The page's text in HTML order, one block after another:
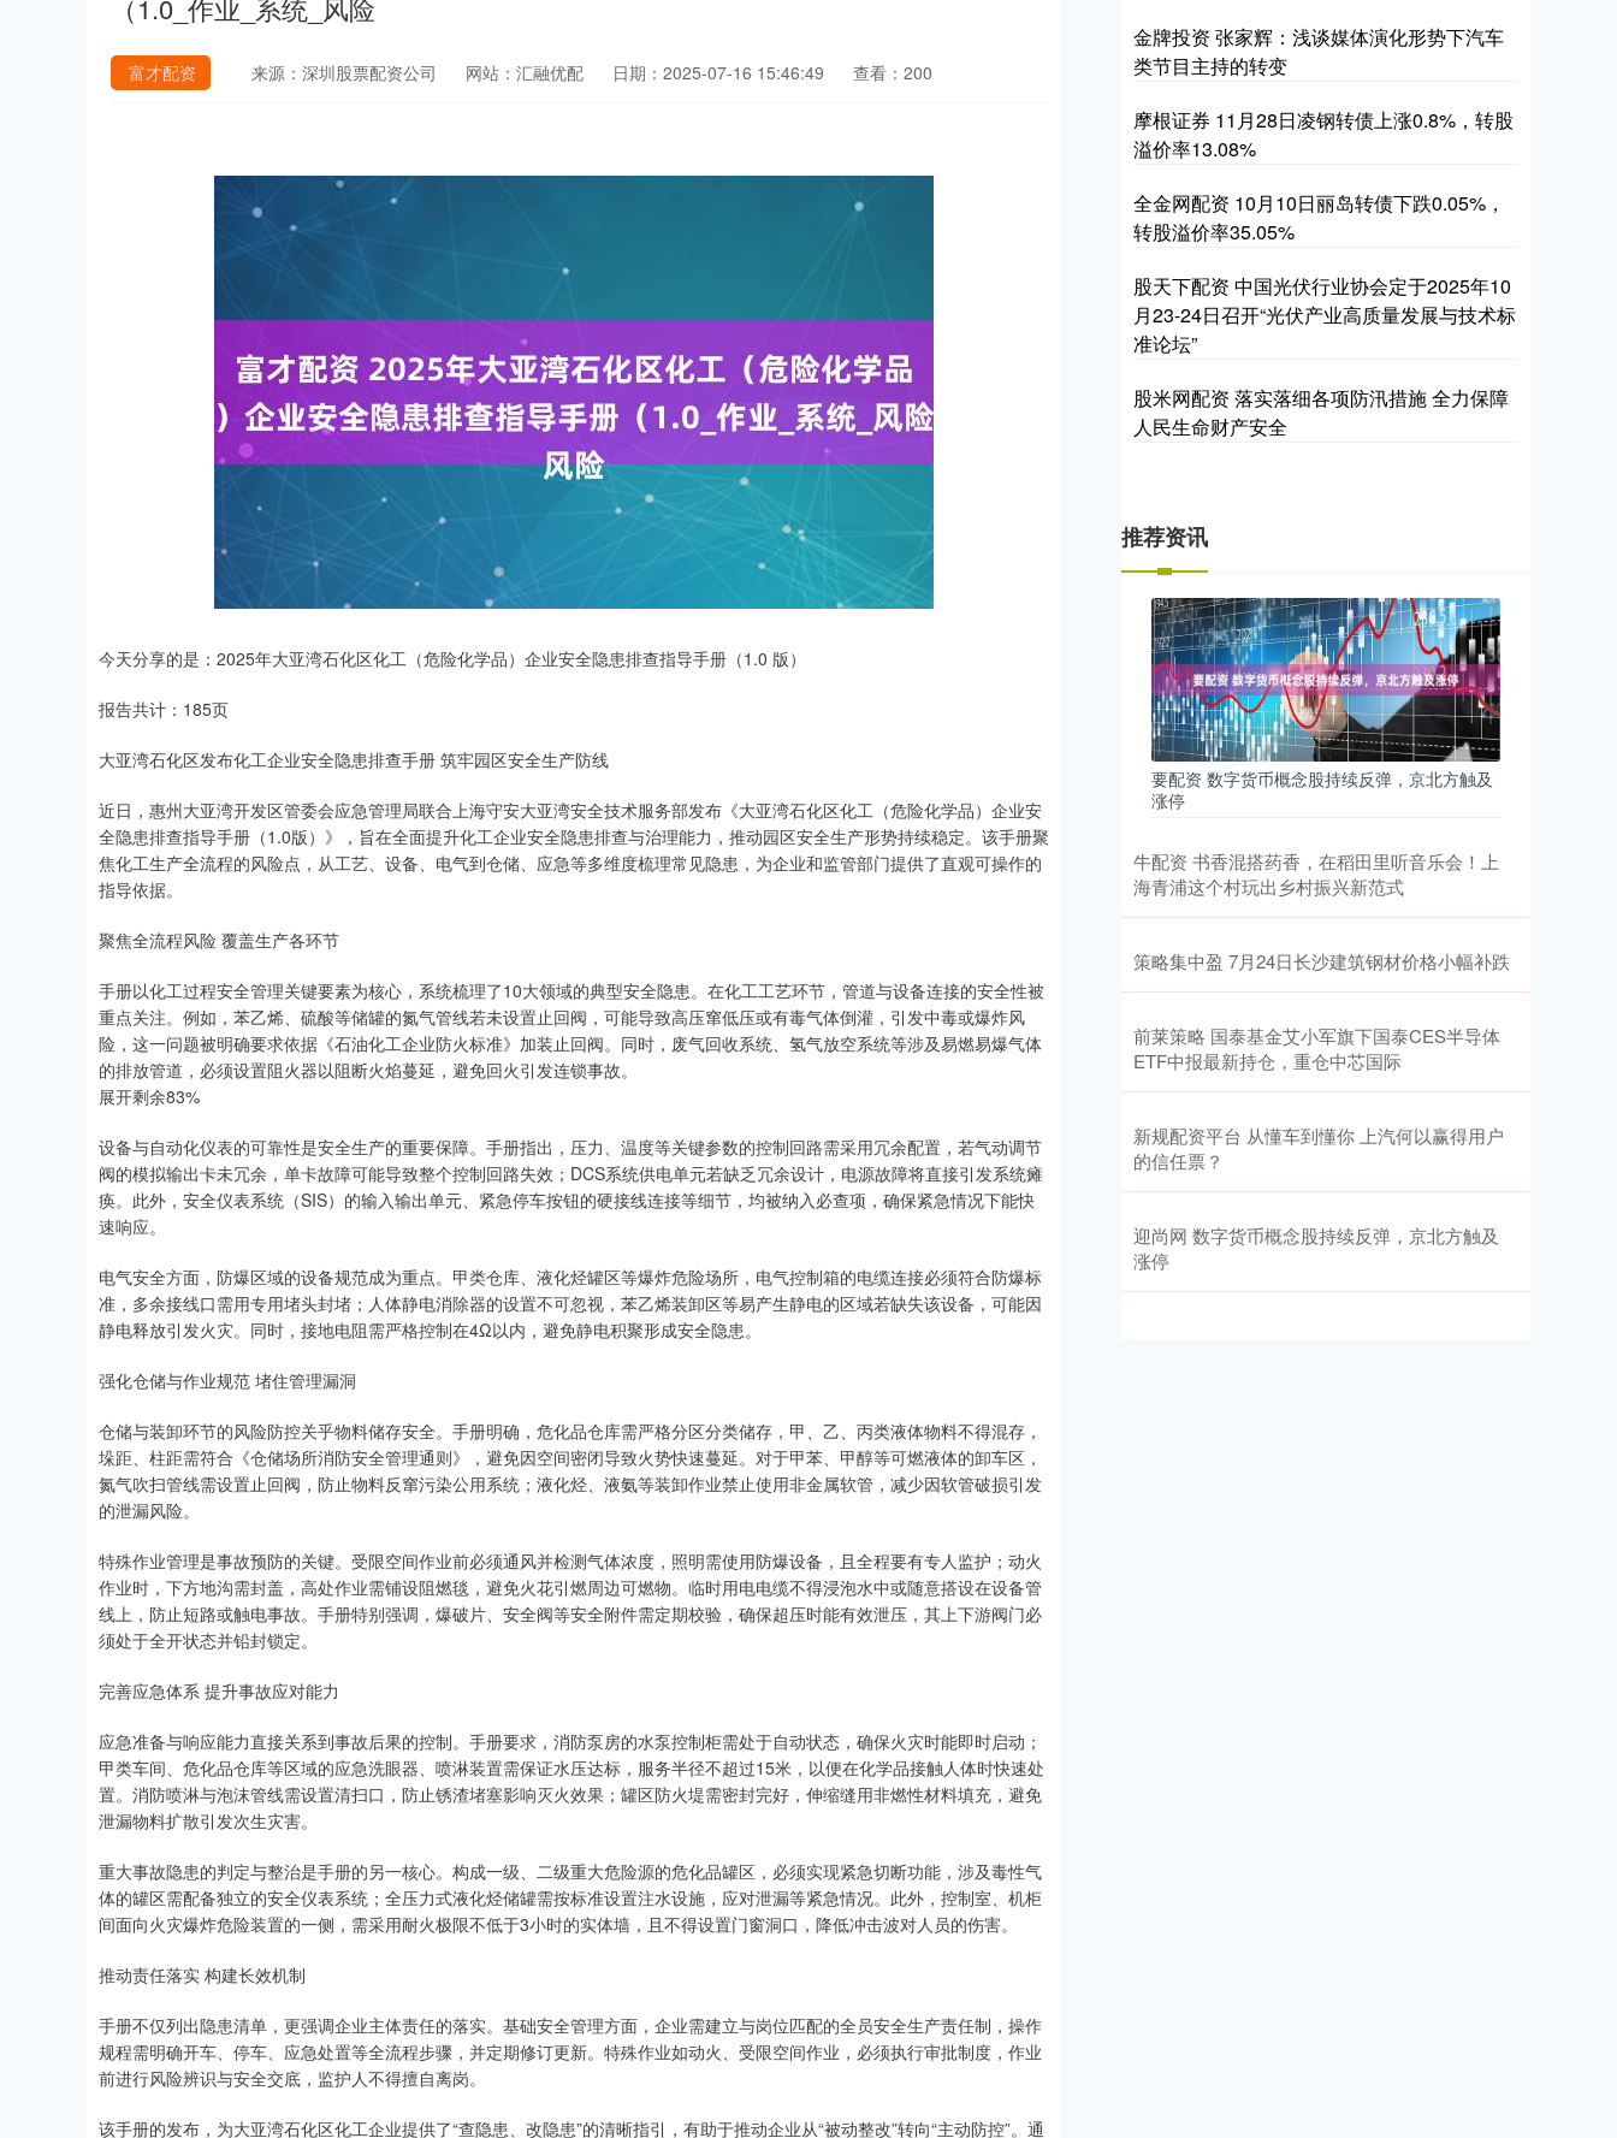
（1.0_作业_系统_风险
富才配资 来源：深圳股票配资公司 网站：汇融优配 日期：2025-07-16 15:46:49 查看：200
今天分享的是：2025年大亚湾石化区化工（危险化学品）企业安全隐患排查指导手册（1.0 版）
报告共计：185页
大亚湾石化区发布化工企业安全隐患排查手册 筑牢园区安全生产防线
近日，惠州大亚湾开发区管委会应急管理局联合上海守安大亚湾安全技术服务部发布《大亚湾石化区化工（危险化学品）企业安
全隐患排查指导手册（1.0版）》，旨在全面提升化工企业安全隐患排查与治理能力，推动园区安全生产形势持续稳定。该手册聚
焦化工生产全流程的风险点，从工艺、设备、电气到仓储、应急等多维度梳理常见隐患，为企业和监管部门提供了直观可操作的
指导依据。
聚焦全流程风险 覆盖生产各环节
手册以化工过程安全管理关键要素为核心，系统梳理了10大领域的典型安全隐患。在化工工艺环节，管道与设备连接的安全性被
重点关注。例如，苯乙烯、硫酸等储罐的氮气管线若未设置止回阀，可能导致高压窜低压或有毒气体倒灌，引发中毒或爆炸风
险，这一问题被明确要求依据《石油化工企业防火标准》加装止回阀。同时，废气回收系统、氢气放空系统等涉及易燃易爆气体
的排放管道，必须设置阻火器以阻断火焰蔓延，避免回火引发连锁事故。
展开剩余83%
设备与自动化仪表的可靠性是安全生产的重要保障。手册指出，压力、温度等关键参数的控制回路需采用冗余配置，若气动调节
阀的模拟输出卡未冗余，单卡故障可能导致整个控制回路失效；DCS系统供电单元若缺乏冗余设计，电源故障将直接引发系统瘫
痪。此外，安全仪表系统（SIS）的输入输出单元、紧急停车按钮的硬接线连接等细节，均被纳入必查项，确保紧急情况下能快
速响应。
电气安全方面，防爆区域的设备规范成为重点。甲类仓库、液化烃罐区等爆炸危险场所，电气控制箱的电缆连接必须符合防爆标
准，多余接线口需用专用堵头封堵；人体静电消除器的设置不可忽视，苯乙烯装卸区等易产生静电的区域若缺失该设备，可能因
静电释放引发火灾。同时，接地电阻需严格控制在4Ω以内，避免静电积聚形成安全隐患。
强化仓储与作业规范 堵住管理漏洞
仓储与装卸环节的风险防控关乎物料储存安全。手册明确，危化品仓库需严格分区分类储存，甲、乙、丙类液体物料不得混存，
垛距、柱距需符合《仓储场所消防安全管理通则》，避免因空间密闭导致火势快速蔓延。对于甲苯、甲醇等可燃液体的卸车区，
氮气吹扫管线需设置止回阀，防止物料反窜污染公用系统；液化烃、液氨等装卸作业禁止使用非金属软管，减少因软管破损引发
的泄漏风险。
特殊作业管理是事故预防的关键。受限空间作业前必须通风并检测气体浓度，照明需使用防爆设备，且全程要有专人监护；动火
作业时，下方地沟需封盖，高处作业需铺设阻燃毯，避免火花引燃周边可燃物。临时用电电缆不得浸泡水中或随意搭设在设备管
线上，防止短路或触电事故。手册特别强调，爆破片、安全阀等安全附件需定期校验，确保超压时能有效泄压，其上下游阀门必
须处于全开状态并铅封锁定。
完善应急体系 提升事故应对能力
应急准备与响应能力直接关系到事故后果的控制。手册要求，消防泵房的水泵控制柜需处于自动状态，确保火灾时能即时启动；
甲类车间、危化品仓库等区域的应急洗眼器、喷淋装置需保证水压达标，服务半径不超过15米，以便在化学品接触人体时快速处
置。消防喷淋与泡沫管线需设置清扫口，防止锈渣堵塞影响灭火效果；罐区防火堤需密封完好，伸缩缝用非燃性材料填充，避免
泄漏物料扩散引发次生灾害。
重大事故隐患的判定与整治是手册的另一核心。构成一级、二级重大危险源的危化品罐区，必须实现紧急切断功能，涉及毒性气
体的罐区需配备独立的安全仪表系统；全压力式液化烃储罐需按标准设置注水设施，应对泄漏等紧急情况。此外，控制室、机柜
间面向火灾爆炸危险装置的一侧，需采用耐火极限不低于3小时的实体墙，且不得设置门窗洞口，降低冲击波对人员的伤害。
推动责任落实 构建长效机制
手册不仅列出隐患清单，更强调企业主体责任的落实。基础安全管理方面，企业需建立与岗位匹配的全员安全生产责任制，操作
规程需明确开车、停车、应急处置等全流程步骤，并定期修订更新。特殊作业如动火、受限空间作业，必须执行审批制度，作业
前进行风险辨识与安全交底，监护人不得擅自离岗。
该手册的发布，为大亚湾石化区化工企业提供了“查隐患、改隐患”的清晰指引，有助于推动企业从“被动整改”转向“主动防控”。通
金牌投资 张家辉：浅谈媒体演化形势下汽车
类节目主持的转变
摩根证券 11月28日凌钢转债上涨0.8%，转股
溢价率13.08%
全金网配资 10月10日丽岛转债下跌0.05%，
转股溢价率35.05%
股天下配资 中国光伏行业协会定于2025年10
月23-24日召开“光伏产业高质量发展与技术标
准论坛”
股米网配资 落实落细各项防汛措施 全力保障
人民生命财产安全
推荐资讯
要配资 数字货币概念股持续反弹，京北方触及
涨停
牛配资 书香混搭药香，在稻田里听音乐会！上
海青浦这个村玩出乡村振兴新范式
策略集中盈 7月24日长沙建筑钢材价格小幅补跌
前莱策略 国泰基金艾小军旗下国泰CES半导体
ETF中报最新持仓，重仓中芯国际
新规配资平台 从懂车到懂你 上汽何以赢得用户
的信任票？
迎尚网 数字货币概念股持续反弹，京北方触及
涨停